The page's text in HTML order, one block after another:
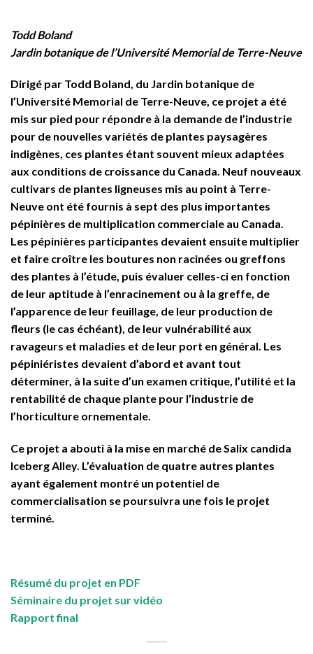
Todd Boland
Jardin botanique de l’Université Memorial de Terre-Neuve
Dirigé par Todd Boland, du Jardin botanique de
l’Université Memorial de Terre-Neuve, ce projet a été
mis sur pied pour répondre à la demande de l’industrie
pour de nouvelles variétés de plantes paysagères
indigènes, ces plantes étant souvent mieux adaptées
aux conditions de croissance du Canada. Neuf nouveaux
cultivars de plantes ligneuses mis au point à Terre-
Neuve ont été fournis à sept des plus importantes
pépinières de multiplication commerciale au Canada.
Les pépinières participantes devaient ensuite multiplier
et faire croître les boutures non racinées ou greffons
des plantes à l’étude, puis évaluer celles-ci en fonction
de leur aptitude à l’enracinement ou à la greffe, de
l’apparence de leur feuillage, de leur production de
fleurs (le cas échéant), de leur vulnérabilité aux
ravageurs et maladies et de leur port en général. Les
pépiniéristes devaient d’abord et avant tout
déterminer, à la suite d’un examen critique, l’utilité et la
rentabilité de chaque plante pour l’industrie de
l’horticulture ornementale.
Ce projet a abouti à la mise en marché de Salix candida
Iceberg Alley. L’évaluation de quatre autres plantes
ayant également montré un potentiel de
commercialisation se poursuivra une fois le projet
terminé.
Résumé du projet en PDF
Séminaire du projet sur vidéo
Rapport final